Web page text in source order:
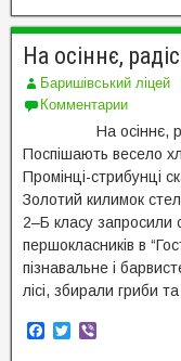
b
o
o
k
t
e
r
r
На осіннє,
Баришівський ліцей
Комментарии
На осіннє,
Поспішають
Промінці-
Золотий килимок
2–Б класу запросили
першокласників в
пізнавальне і
лісі, збирали гриби
F
T